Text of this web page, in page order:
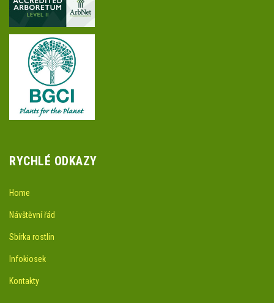
RYCHLÉ ODKAZY
Home
Návštěvní řád
Sbírka rostlin
Infokiosek
Kontakty